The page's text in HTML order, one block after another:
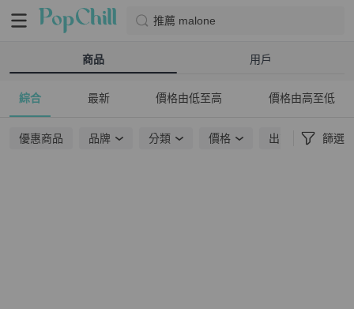
推薦 malone
商品 用戶
綜合 最新 價格由低至高 價格由高至低
優惠商品 品牌 分類 價格 出貨地點 篩選